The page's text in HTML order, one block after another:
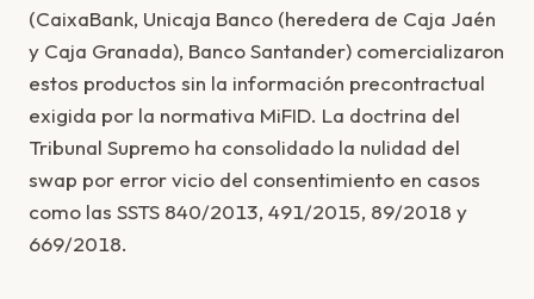
(CaixaBank, Unicaja Banco (heredera de Caja Jaén
y Caja Granada), Banco Santander) comercializaron
estos productos sin la información precontractual
exigida por la normativa MiFID. La doctrina del
Tribunal Supremo ha consolidado la nulidad del
swap por error vicio del consentimiento en casos
como las SSTS 840/2013, 491/2015, 89/2018 y
669/2018.